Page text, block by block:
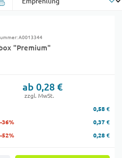
A0013344
"Premium"
ab 0,28 €
zzgl. MwSt.
0,58 €
-36%
0,37 €
-52% 0,28 €